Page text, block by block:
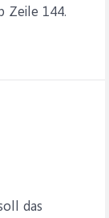
Zeile 144.
das